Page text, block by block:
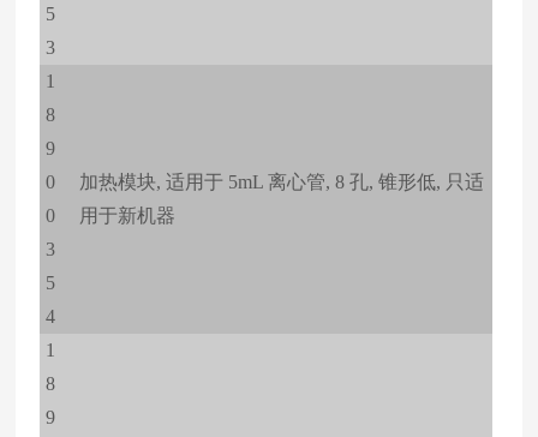
5
3
1
8
9
0
0
3
5
4
加热模块, 适用于 5mL 离心管, 8 孔, 锥形低, 只适
用于新机器
1
8
9